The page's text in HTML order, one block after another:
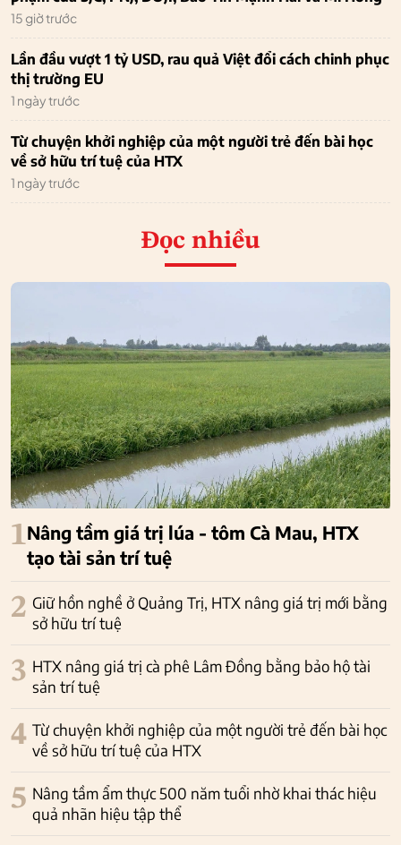
15 giờ trước
Lần đầu vượt 1 tỷ USD, rau quả Việt đổi cách chinh phục
thị trường EU
1 ngày trước
Từ chuyện khởi nghiệp của một người trẻ đến bài học
về sở hữu trí tuệ của HTX
1 ngày trước
Đọc nhiều
1Nâng tầm giá trị lúa - tôm Cà Mau, HTX
tạo tài sản trí tuệ
2 Giữ hồn nghề ở Quảng Trị, HTX nâng giá trị mới bằng
sở hữu trí tuệ
3 HTX nâng giá trị cà phê Lâm Đồng bằng bảo hộ tài
sản trí tuệ
4 Từ chuyện khởi nghiệp của một người trẻ đến bài học
về sở hữu trí tuệ của HTX
5 Nâng tầm ẩm thực 500 năm tuổi nhờ khai thác hiệu
quả nhãn hiệu tập thể